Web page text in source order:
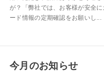
が？「弊社では、お客様が安全
ード情報の定期確認をお願いし...
今月のお知らせ